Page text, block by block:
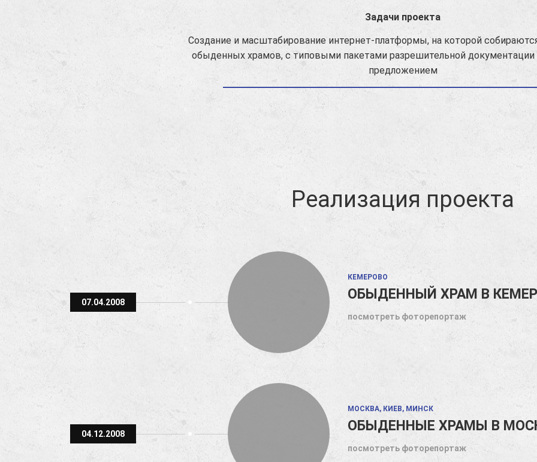
Задачи проекта
Создание и масштабирование интернет-платформы, на которой
обыденных храмов, с типовыми пакетами разрешительной
предложением
Реализация проекта
07.04.2008
КЕМЕРОВО
ОБЫДЕННЫЙ ХРАМ В
посмотреть фоторепортаж
04.12.2008
МОСКВА, КИЕВ, МИНСК
ОБЫДЕННЫЕ ХРАМЫ В
посмотреть фоторепортаж